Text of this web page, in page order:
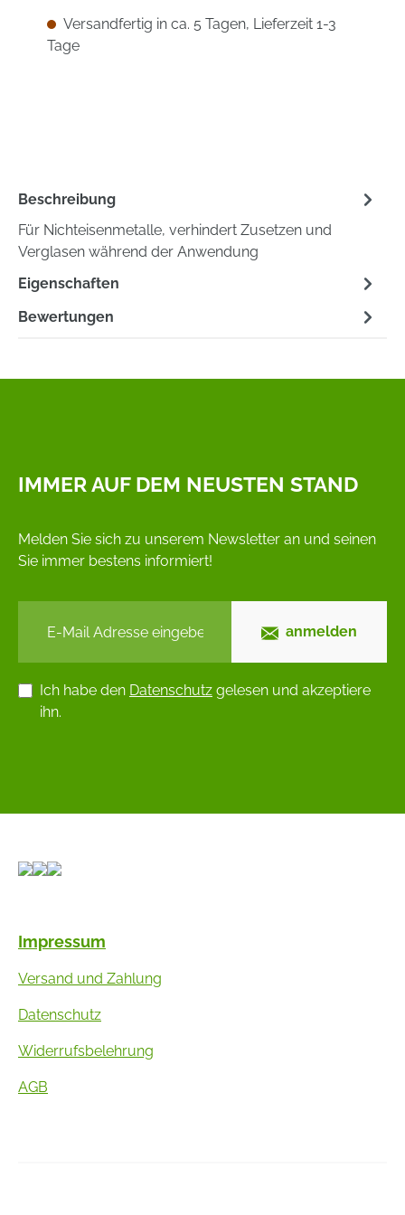
Versandfertig in ca. 5 Tagen, Lieferzeit 1-3
Tage
Beschreibung
Für Nichteisenmetalle, verhindert Zusetzen und
Verglasen während der Anwendung
Eigenschaften
Bewertungen
IMMER AUF DEM NEUSTEN STAND
Melden Sie sich zu unserem Newsletter an und seinen
Sie immer bestens informiert!
anmelden
Ich habe den Datenschutz gelesen und akzeptiere
ihn.
Impressum
Versand und Zahlung
Datenschutz
Widerrufsbelehrung
AGB